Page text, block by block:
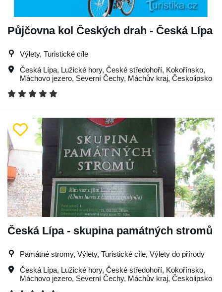
Půjčovna kol Českých drah - Česká Lípa
Výlety, Turistické cíle
Česká Lípa, Lužické hory, České středohoří, Kokořínsko,
Máchovo jezero, Severní Čechy, Máchův kraj, Českolipsko
Česká Lípa - skupina památných stromů
Památné stromy, Výlety, Turistické cíle, Výlety do přírody
Česká Lípa, Lužické hory, České středohoří, Kokořínsko,
Máchovo jezero, Severní Čechy, Máchův kraj, Českolipsko